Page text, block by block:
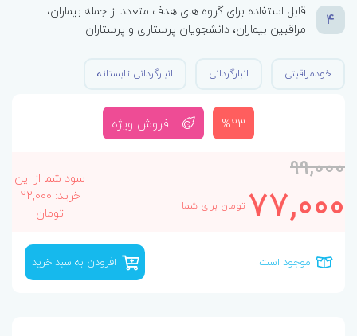
4
قابل استفاده برای گروه های هدف متعدد از جمله بیماران،
مراقبین بیماران، دانشجویان پرستاری و پرستاران
خودمراقبتی انبارگردانی انبارگردانی تابستانه
%23 فروش ویژه
99,000
77,000 تومان برای شما
سود شما از این
خرید: 22,000
تومان
موجود است افزودن به سبد خرید